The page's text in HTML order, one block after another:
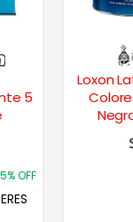
5
OFF
Loxon